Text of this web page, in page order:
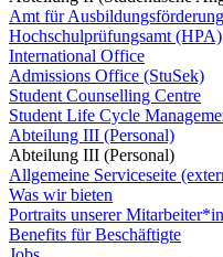
Amt für Ausbildungsförderung
Hochschulprüfungsamt (HPA)
International Office
Admissions Office (StuSek)
Student Counselling Centre
Student Life Cycle
Abteilung III (Personal)
Abteilung III (Personal)
Allgemeine Serviceseite
Was wir bieten
Portraits unserer
Benefits für Beschäftigte